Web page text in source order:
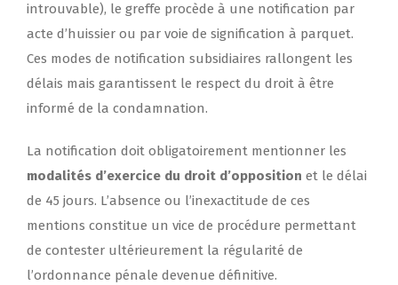
introuvable), le greffe procède à une notification par
acte d’huissier ou par voie de signification à parquet.
Ces modes de notification subsidiaires rallongent les
délais mais garantissent le respect du droit à être
informé de la condamnation.
La notification doit obligatoirement mentionner les
modalités d’exercice du droit d’opposition et le délai
de 45 jours. L’absence ou l’inexactitude de ces
mentions constitue un vice de procédure permettant
de contester ultérieurement la régularité de
l’ordonnance pénale devenue définitive.